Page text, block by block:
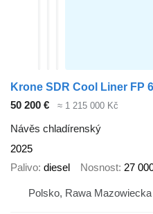
Krone SDR Cool Liner FP
50 200 €
≈ 1 215 000 Kč
Návěs chladírenský
2025
Palivo diesel Nosnost 27
Polsko, Rawa Mazowiecka